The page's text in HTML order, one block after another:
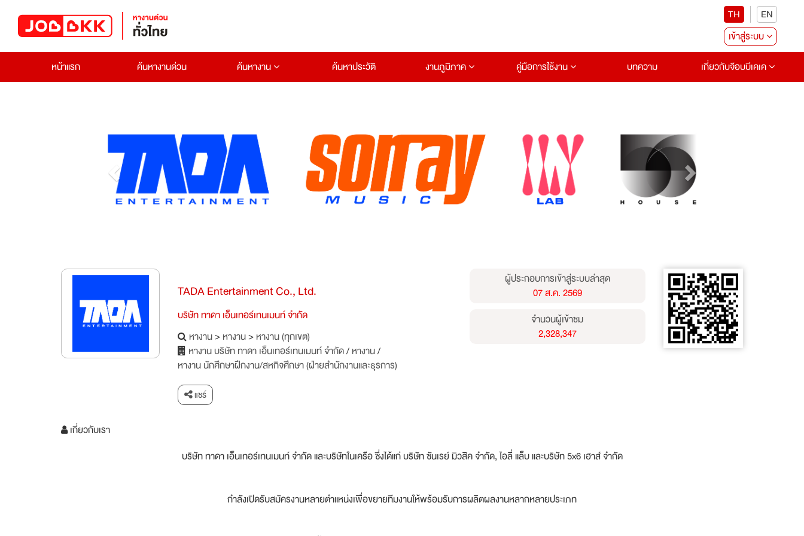
TH
EN
เข้าสู่ระบบ
หน้าแรก
ค้นหางานด่วน ค้นหางาน ค้นหาประวัติ งานภูมิภาค คู่มือการใช้งาน บทความ เกี่ยวกับจ๊อบบีเคเค
TADA Entertainment Co., Ltd.
บริษัท ทาดา เอ็นเทอร์เทนเมนท์ จำกัด
หางาน>หางาน>หางาน (ทุกเขต)
หางาน บริษัท ทาดา เอ็นเทอร์เทนเมนท์ จำกัด/หางาน/
หางาน นักศึกษาฝึกงาน/สหกิจศึกษา (ฝ่ายสำนักงานและธุรการ)
แชร์
ผู้ประกอบการเข้าสู่ระบบล่าสุด
07 ส.ค. 2569
จำนวนผู้เข้าชม
2,328,347
เกี่ยวกับเรา
บริษัท ทาดา เอ็นเทอร์เทนเมนท์ จำกัด และบริษัทในเครือ ซึ่งได้แก่ บริษัท ซันเรย์ มิวสิค จำกัด, ไอลี่ แล็บ และบริษัท 5x6 เฮาส์ จำกัด
กำลังเปิดรับสมัครงานหลายตำแหน่งเพื่อขยายทีมงานให้พร้อมรับการผลิตผลงานหลากหลายประเภท